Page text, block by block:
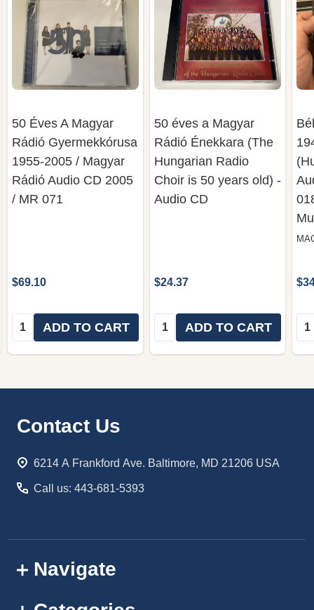
50 Éves A Magyar
Rádió Gyermekkórusa
1955-2005 / Magyar
Rádió Audio CD 2005
/ MR 071
$69.10
Quantity:ADD TO CART
50 éves a Magyar
Rádió Énekkara (The
Hungarian Radio
Choir is 50 years old) -
Audio CD
$24.37
Quantity:ADD TO CART
Footer
Contact Us
6214 A Frankford Ave. Baltimore, MD 21206 USA
Call us: 443-681-5393
Navigate